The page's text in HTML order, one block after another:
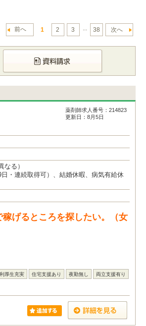
前へ 1 2 3 ... 38 次へ
薬剤師求人番号：214823
更新日：8月5日
なる）
・連続取得可）、結婚休暇、病気有給休
げるところを探したい。（女
厚生充実 住宅支援あり 夜勤無し 両立支援有り